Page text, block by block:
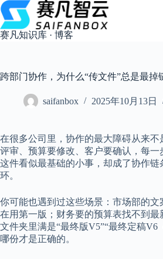
跳
过
内
容
赛凡知识库 · 博客
跨部门协作，为什么“传文件”总是最掉
saifanbox 2025年10月13日
在很多公司里，协作的最大障碍从来
评审、预算要修改、客户要确认，每一
这件看似最基础的小事，却成了协作链
环。
你可能也遇到过这些场景：市场部的
在用第一版；财务要的预算表找不到最
文件夹里满是“最终版V5”“最终定稿V6
哪份才是正确的。